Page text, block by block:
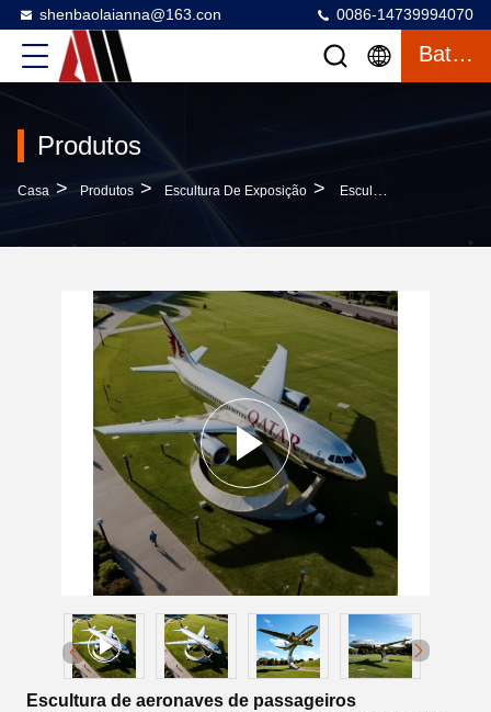
shenbaolaianna@163.con 0086-14739994070
Bater Papo
Produtos
Casa > Produtos > Escultura De Exposição > Escultura De Aeronaves De Passageiros Personalizáveis ​​em Aço Inoxidável Para Decoração Externa E Arte De Aviação
Escultura de aeronaves de passageiros